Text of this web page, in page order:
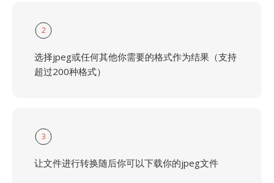
2
选择jpeg或任何其他你需要的格式作为结果（支持
超过200种格式）
3
让文件进行转换随后你可以下载你的jpeg文件